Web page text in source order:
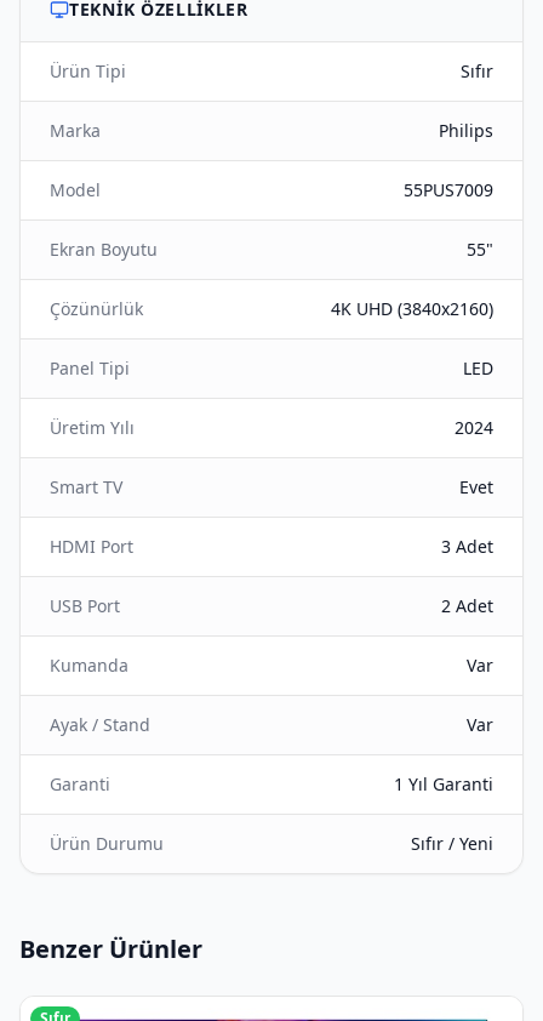
TEKNIK ÖZELLIKLER
Ürün Tipi Sıfır
Marka Philips
Model 55PUS7009
Ekran Boyutu 55"
Çözünürlük 4K UHD (3840x2160)
Panel Tipi LED
Üretim Yılı 2024
Smart TV Evet
HDMI Port 3 Adet
USB Port 2 Adet
Kumanda Var
Ayak / Stand Var
Garanti 1 Yıl Garanti
Ürün Durumu Sıfır / Yeni
Benzer Ürünler